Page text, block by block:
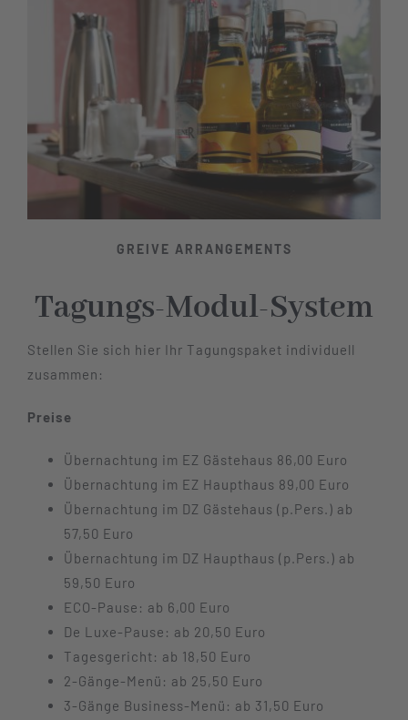
Restaurant
Bierbar Matze
Kontakt
GREIVE ARRANGEMENTS
Tagungs-Modul-System
Stellen Sie sich hier Ihr Tagungspaket individuell
zusammen:
Preise
Übernachtung im EZ Gästehaus 86,00 Euro
Übernachtung im EZ Haupthaus 89,00 Euro
Übernachtung im DZ Gästehaus (p.Pers.) ab
57,50 Euro
Übernachtung im DZ Haupthaus (p.Pers.) ab
59,50 Euro
ECO-Pause: ab 6,00 Euro
De Luxe-Pause: ab 20,50 Euro
Tagesgericht: ab 18,50 Euro
2-Gänge-Menü: ab 25,50 Euro
3-Gänge Business-Menü: ab 31,50 Euro